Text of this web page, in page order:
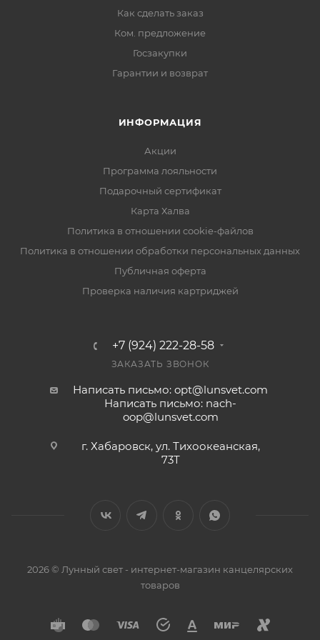
Как сделать заказ
Ком. предложение
Госзакупки
Гарантии и возврат
ИНФОРМАЦИЯ
Акции
Программа лояльности
Подарочный сертификат
Карта Халва
Политика в отношении cookie-файлов
Политика в отношении обработки персональных данных
Публичная оферта
Проверка наличия картриджей
+7 (924) 222-28-58
ЗАКАЗАТЬ ЗВОНОК
Написать письмо: opt@lunsvet.com
Написать письмо: nach-
oop@lunsvet.com
г. Хабаровск, ул. Тихоокеанская,
73Т
2026 © Лунный свет - интернет-магазин канцелярских
товаров